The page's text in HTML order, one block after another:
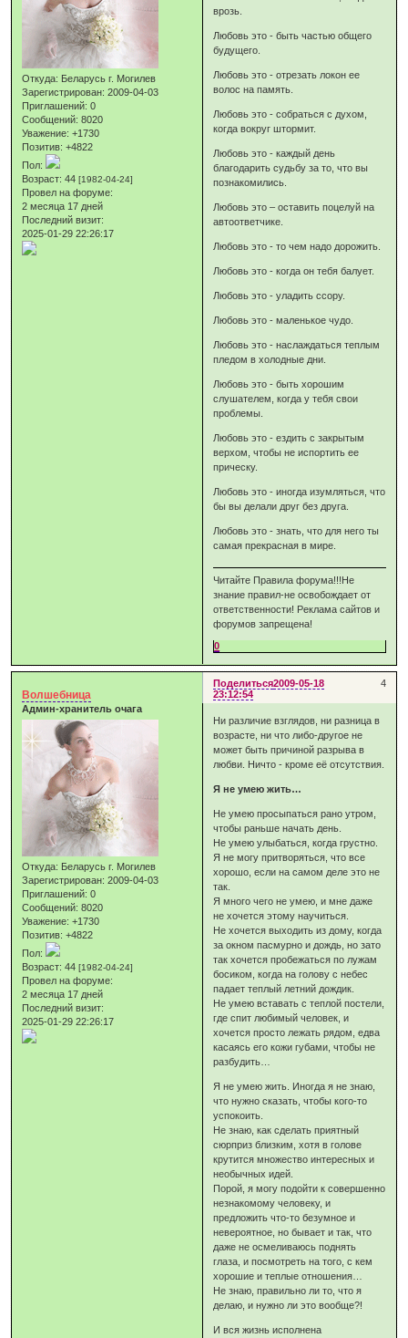
Откуда: Беларусь г. Могилев
Зарегистрирован: 2009-04-03
Приглашений: 0
Сообщений: 8020
Уважение: +1730
Позитив: +4822
Пол:
Возраст: 44[1982-04-24]
Провел на форуме:
2 месяца 17 дней
Последний визит:
2025-01-29 22:26:17
врозь.
Любовь это - быть частью общего
будущего.
Любовь это - отрезать локон ее
волос на память.
Любовь это - собраться с духом,
когда вокруг штормит.
Любовь это - каждый день
благодарить судьбу за то, что вы
познакомились.
Любовь это – оставить поцелуй на
автоответчике.
Любовь это - то чем надо дорожить.
Любовь это - когда он тебя балует.
Любовь это - уладить ссору.
Любовь это - маленькое чудо.
Любовь это - наслаждаться теплым
пледом в холодные дни.
Любовь это - быть хорошим
слушателем, когда у тебя свои
проблемы.
Любовь это - ездить с закрытым
верхом, чтобы не испортить ее
прическу.
Любовь это - иногда изумляться, что
бы вы делали друг без друга.
Любовь это - знать, что для него ты
самая прекрасная в мире.
Читайте Правила форума!!!Не
знание правил-не освобождает от
ответственности! Реклама сайтов и
форумов запрещена!
0
Поделиться 4
2009-05-18
23:12:54
Волшебница
Админ-хранитель очага
Откуда: Беларусь г. Могилев
Зарегистрирован: 2009-04-03
Приглашений: 0
Сообщений: 8020
Уважение: +1730
Позитив: +4822
Пол:
Возраст: 44[1982-04-24]
Провел на форуме:
2 месяца 17 дней
Последний визит:
2025-01-29 22:26:17
Ни различие взглядов, ни разница в
возрасте, ни что либо-другое не
может быть причиной разрыва в
любви. Ничто - кроме её отсутствия.
Я не умею жить…
Не умею просыпаться рано утром,
чтобы раньше начать день.
Не умею улыбаться, когда грустно.
Я не могу притворяться, что все
хорошо, если на самом деле это не
так.
Я много чего не умею, и мне даже
не хочется этому научиться.
Не хочется выходить из дому, когда
за окном пасмурно и дождь, но зато
так хочется пробежаться по лужам
босиком, когда на голову с небес
падает теплый летний дождик.
Не умею вставать с теплой постели,
где спит любимый человек, и
хочется просто лежать рядом, едва
касаясь его кожи губами, чтобы не
разбудить…
Я не умею жить. Иногда я не знаю,
что нужно сказать, чтобы кого-то
успокоить.
Не знаю, как сделать приятный
сюрприз близким, хотя в голове
крутится множество интересных и
необычных идей.
Порой, я могу подойти к совершенно
незнакомому человеку, и
предложить что-то безумное и
невероятное, но бывает и так, что
даже не осмеливаюсь поднять
глаза, и посмотреть на того, с кем
хорошие и теплые отношения…
Не знаю, правильно ли то, что я
делаю, и нужно ли это вообще?!
И вся жизнь исполнена